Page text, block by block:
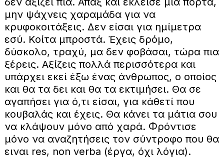
μην ψάχνεις χαραμάδα για να
κρυφοκοιτάξεις. Δεν είσαι για ημίμετρα
εσύ. Κοίτα μπροστά. Έχεις δρόμο,
δύσκολο, τραχύ, μα δεν φοβάσαι, τώρα πια
ξέρεις. Αξίζεις πολλά περισσότερα και
υπάρχει εκεί έξω ένας άνθρωπος, ο οποίος
και θα τα δει και θα τα εκτιμήσει. Θα σε
αγαπήσει για ό,τι είσαι, για κάθετί που
κουβαλάς και έχεις. Θα κάνει τα μάτια σου
να κλάψουν μόνο από χαρά. Φρόντισε
μόνο να αναζητήσεις τον σύντροφο που θα
ειναι res, non verba (έργα, όχι λόγια).